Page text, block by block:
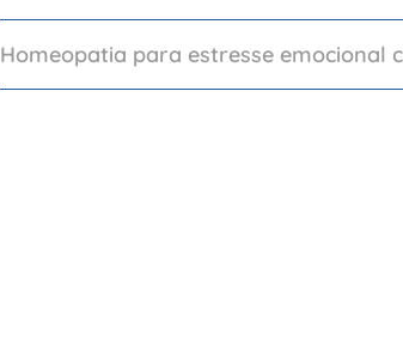
Homeopatia para estresse emocional